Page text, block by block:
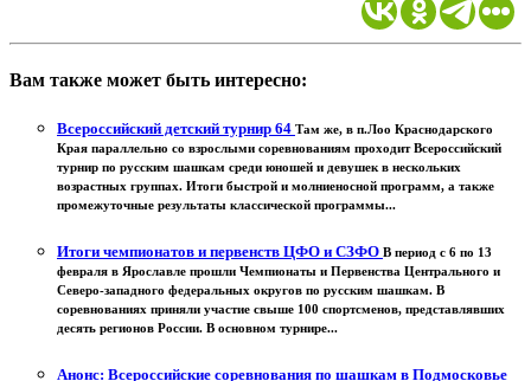
Вам также может быть интересно:
Всероссийский детский турнир 64 Там же, в п.Лоо Краснодарского
Края параллельно со взрослыми соревнованиям проходит Всероссийский
турнир по русским шашкам среди юношей и девушек в нескольких
возрастных группах. Итоги быстрой и молниеносной программ, а также
промежуточные результаты классической программы...
Итоги чемпионатов и первенств ЦФО и СЗФО В период с 6 по 13
февраля в Ярославле прошли Чемпионаты и Первенства Центрального и
Северо-западного федеральных округов по русским шашкам. В
соревнованиях приняли участие свыше 100 спортсменов, представлявших
десять регионов России. В основном турнире...
Анонс: Всероссийские соревнования по шашкам в Подмосковье